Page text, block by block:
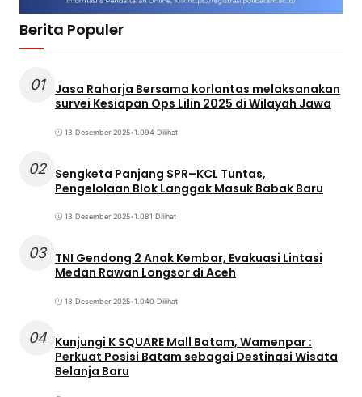
Berita Populer
01
Jasa Raharja Bersama korlantas melaksanakan
survei Kesiapan Ops Lilin 2025 di Wilayah Jawa
13 Desember 2025•1.094 Dilihat
02 Sengketa Panjang SPR–KCL Tuntas,
Pengelolaan Blok Langgak Masuk Babak Baru
13 Desember 2025•1.081 Dilihat
03 TNI Gendong 2 Anak Kembar, Evakuasi Lintasi
Medan Rawan Longsor di Aceh
13 Desember 2025•1.040 Dilihat
04 Kunjungi K SQUARE Mall Batam, Wamenpar :
Perkuat Posisi Batam sebagai Destinasi Wisata
Belanja Baru